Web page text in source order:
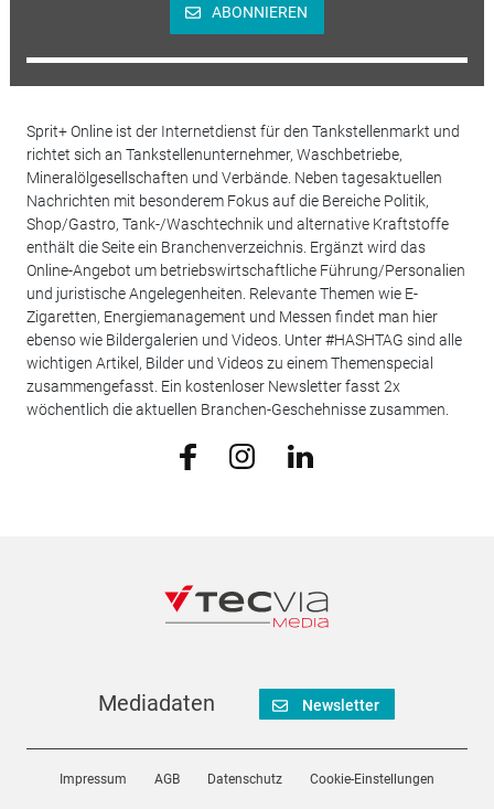
ABONNIEREN
Sprit+ Online ist der Internetdienst für den Tankstellenmarkt und
richtet sich an Tankstellenunternehmer, Waschbetriebe,
Mineralölgesellschaften und Verbände. Neben tagesaktuellen
Nachrichten mit besonderem Fokus auf die Bereiche Politik,
Shop/Gastro, Tank-/Waschtechnik und alternative Kraftstoffe
enthält die Seite ein Branchenverzeichnis. Ergänzt wird das
Online-Angebot um betriebswirtschaftliche Führung/Personalien
und juristische Angelegenheiten. Relevante Themen wie E-
Zigaretten, Energiemanagement und Messen findet man hier
ebenso wie Bildergalerien und Videos. Unter #HASHTAG sind alle
wichtigen Artikel, Bilder und Videos zu einem Themenspecial
zusammengefasst. Ein kostenloser Newsletter fasst 2x
wöchentlich die aktuellen Branchen-Geschehnisse zusammen.
Mediadaten Newsletter
Impressum AGB Datenschutz Cookie-Einstellungen